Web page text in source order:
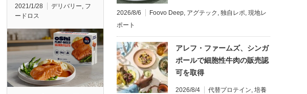
2021/1/28 デリバリー, フ
ードロス
2026/8/6 Foovo Deep アグテック 独自レポ 現地レ
ポート
アレフ・ファームズ、シンガ
ポールで細胞性牛肉の販売認
可を取得
2026/8/4 代替プロテイン 培養